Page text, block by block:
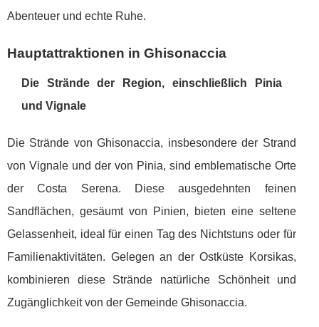
Abenteuer und echte Ruhe.
Hauptattraktionen in Ghisonaccia
Die Strände der Region, einschließlich Pinia
und Vignale
Die Strände von Ghisonaccia, insbesondere der Strand
von Vignale und der von Pinia, sind emblematische Orte
der Costa Serena. Diese ausgedehnten feinen
Sandflächen, gesäumt von Pinien, bieten eine seltene
Gelassenheit, ideal für einen Tag des Nichtstuns oder für
Familienaktivitäten. Gelegen an der Ostküste Korsikas,
kombinieren diese Strände natürliche Schönheit und
Zugänglichkeit von der Gemeinde Ghisonaccia.